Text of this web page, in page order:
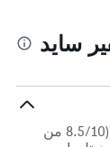
سايد
هوليداي إن إكسبريس ميديلزبروه - سنتر سكوير (8.5/10 من